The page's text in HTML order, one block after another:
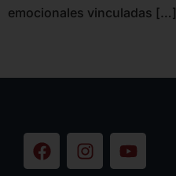
emocionales vinculadas […]